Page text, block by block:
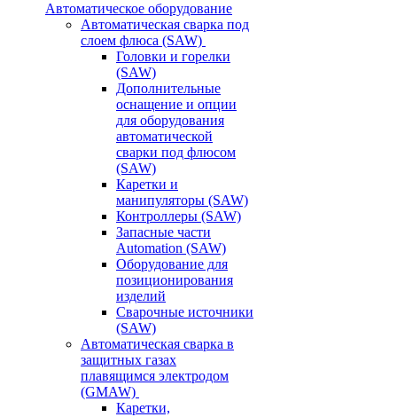
Автоматическое оборудование
Автоматическая сварка под
слоем флюса (SAW)
Головки и горелки
(SAW)
Дополнительные
оснащение и опции
для оборудования
автоматической
сварки под флюсом
(SAW)
Каретки и
манипуляторы (SAW)
Контроллеры (SAW)
Запасные части
Automation (SAW)
Оборудование для
позиционирования
изделий
Сварочные источники
(SAW)
Автоматическая сварка в
защитных газах
плавящимся электродом
(GMAW)
Каретки,